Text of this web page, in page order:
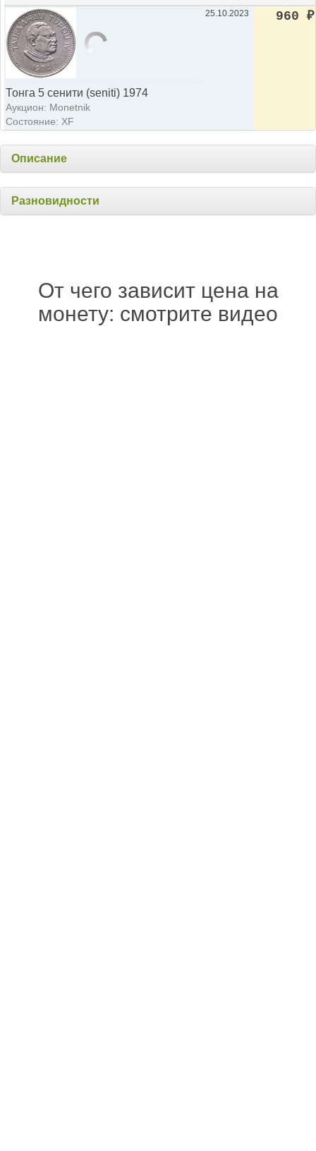
Тонга 5 сенити (seniti) 1974
Аукцион: Monetnik
Состояние: XF
25.10.2023 960 ₽
Описание
Разновидности
От чего зависит цена на
монету: смотрите видео